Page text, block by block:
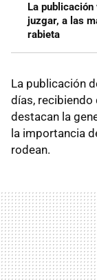
La
juzgar, a las
rabieta
La publicación
días,
destacan la
la importancia
rodean.